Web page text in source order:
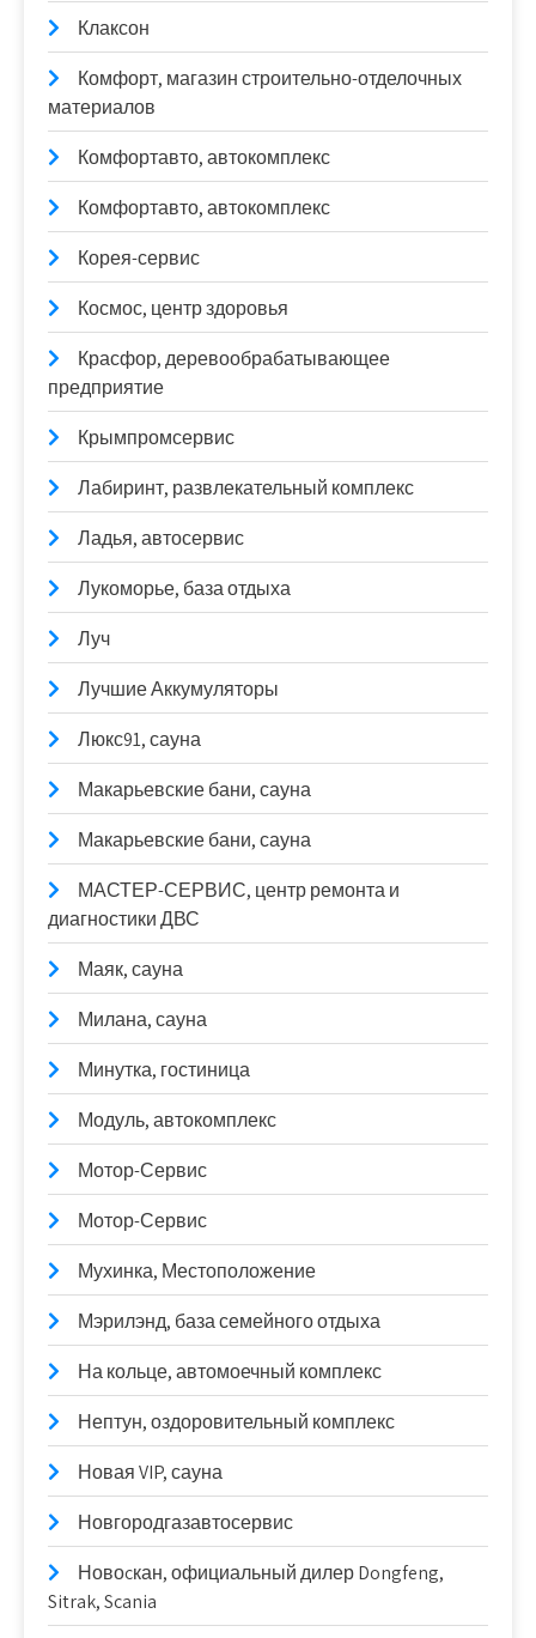
Клаксон
Комфорт, магазин строительно-отделочных
материалов
Комфортавто, автокомплекс
Комфортавто, автокомплекс
Корея-сервис
Космос, центр здоровья
Красфор, деревообрабатывающее
предприятие
Крымпромсервис
Лабиринт, развлекательный комплекс
Ладья, автосервис
Лукоморье, база отдыха
Луч
Лучшие Аккумуляторы
Люкс91, сауна
Макарьевские бани, сауна
Макарьевские бани, сауна
МАСТЕР-СЕРВИС, центр ремонта и
диагностики ДВС
Маяк, сауна
Милана, сауна
Минутка, гостиница
Модуль, автокомплекс
Мотор-Сервис
Мотор-Сервис
Мухинка, Местоположение
Мэрилэнд, база семейного отдыха
На кольце, автомоечный комплекс
Нептун, оздоровительный комплекс
Новая VIP, сауна
Новгородгазавтосервис
Новоcкан, официальный дилер Dongfeng,
Sitrak, Scania